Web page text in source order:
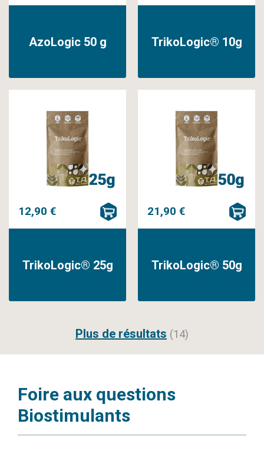
AzoLogic 50 g TrikoLogic® 10g
12,90 €
TrikoLogic® 25g
21,90 €
TrikoLogic® 50g
Plus de résultats (14)
Foire aux questions
Biostimulants